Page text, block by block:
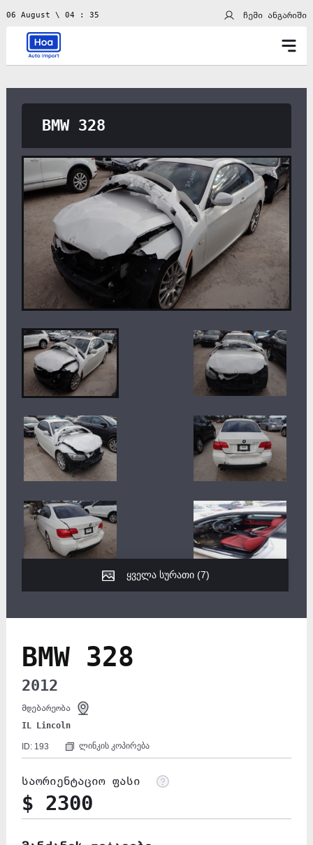
06 August \ 04 : 35 ჩემი ანგარიში
BMW 328
ყველა სურათი (7)
BMW 328
2012
მდებარეობა
IL Lincoln
ID: 193 ლინკის კოპირება
საორიენტაციო ფასი
$ 2300